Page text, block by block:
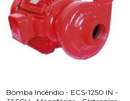
Bomba Incêndio - ECS-1250 IN -